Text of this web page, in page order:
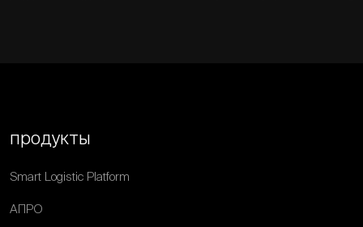
продукты
Smart Logistic Platform
АПРО